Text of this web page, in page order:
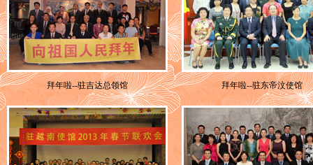
拜年啦--驻吉达总领馆 拜年啦--驻东帝汶使馆